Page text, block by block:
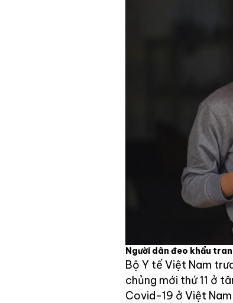
Người dân đeo khẩu
Bộ Y tế Việt Nam
chủng mới thứ 11 ở
Covid-19 ở Việt